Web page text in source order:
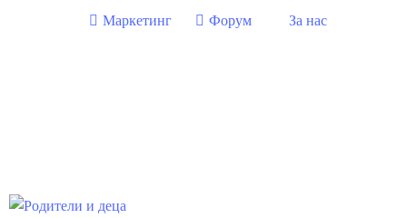
Маркетинг Форум За нас